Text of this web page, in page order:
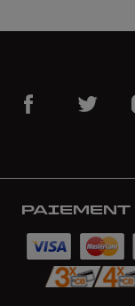
PAIEMENT